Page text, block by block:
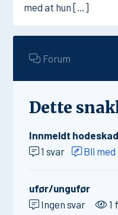
med at hun […]
Forum
Dette
Innmeldt
1 svar
Bli med
ufør/ungufør
Ingen svar
1